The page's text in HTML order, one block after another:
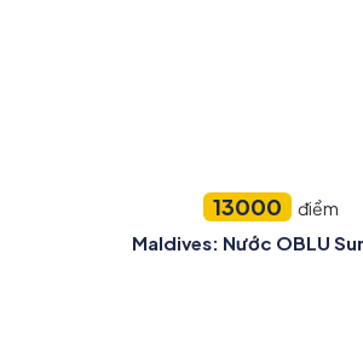
13000 điểm
Maldives: Nước OBLU